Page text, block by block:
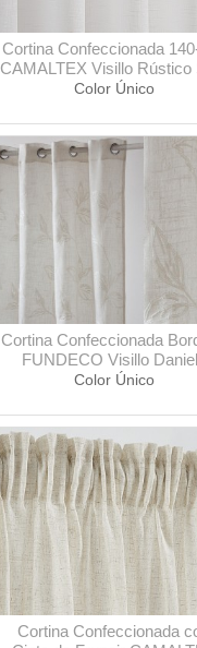
Cortina Confeccionada
CAMALTEX Visillo Rústico
Color Único
Cortina Confeccionada
FUNDECO Visillo
Color Único
Cortina Confeccionada